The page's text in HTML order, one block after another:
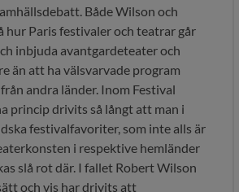
Både Wilson och
hur Paris festivaler och teatrar går
inbjuda avantgardeteater och
än att ha välsvarvade program
andra länder. Inom Festival
princip drivits så långt att man i
festivalfavoriter, som inte alls är
i respektive hemländer
slå rot där. I fallet Robert Wilson
och vis har drivits att